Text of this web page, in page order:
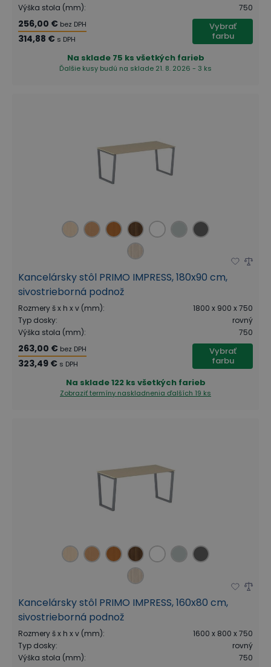
Výška stola (mm): 750
256,00 € bez DPH
314,88 € s DPH
Vybrať
farbu
Na sklade 75 ks všetkých farieb
Ďalšie kusy budú na sklade 21. 8. 2026 - 3 ks
Kancelársky stôl PRIMO IMPRESS, 180x90 cm,
sivostrieborná podnož
Rozmery š x h x v (mm):
1800 x 900 x 750
Typ dosky:
rovný
Výška stola (mm): 750
263,00 € bez DPH
323,49 € s DPH
Vybrať
farbu
Na sklade122 ks všetkých farieb
Zobraziť termíny naskladnenia ďalších 19 ks
Kancelársky stôl PRIMO IMPRESS, 160x80 cm,
sivostrieborná podnož
Rozmery š x h x v (mm):
1600 x 800 x 750
Typ dosky:
rovný
Výška stola (mm): 750